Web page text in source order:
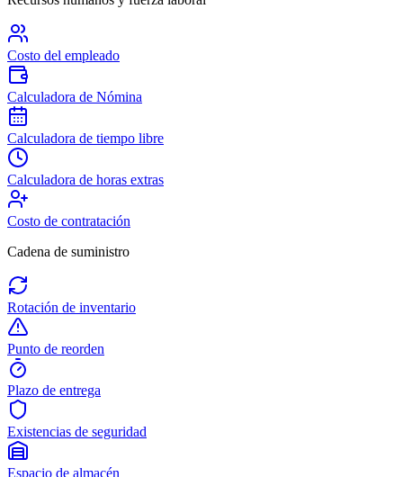
Costo del empleado
Calculadora de Nómina
Calculadora de tiempo libre
Calculadora de horas extras
Costo de contratación
Cadena de suministro
Rotación de inventario
Punto de reorden
Plazo de entrega
Existencias de seguridad
Espacio de almacén